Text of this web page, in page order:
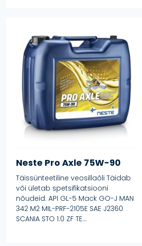
Neste Pro Axle 75W-90
Täissünteetiline veosillaõli Täidab
või ületab spetsifikatsiooni
nõudeid: API GL-5 Mack GO-J MAN
342 M2 MIL-PRF-2105E SAE J2360
SCANIA STO 1:0 ZF TE...